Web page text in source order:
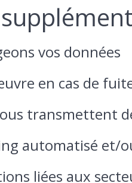
vos données
en cas de
transmettent
automatisé et/
liées aux